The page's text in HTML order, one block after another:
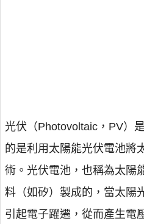
光伏（Photovoltaic，PV）
的是利用太陽能光伏電池將
術。光伏電池，也稱為太陽
料（如矽）製成的，當太陽
引起電子躍遷，從而產生電